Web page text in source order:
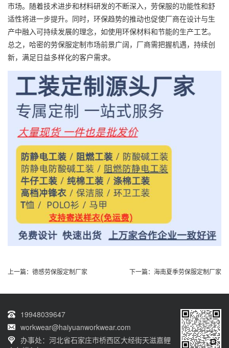
市场。随着技术进步和材料研发的不断深入，劳保服的功能性和舒
适性将进一步提升。同时，环保趋势的推动也促使厂商在设计与生
产中融入可持续发展的理念，如使用环保材料和节能的生产工艺。
总之，哈密的劳保服定制市场前景广阔，厂商需把握机遇，持续创
新，满足日益多样化的客户需求。
上一篇： 德感劳保服定制厂家 下一篇： 海南夏季劳保服定制厂家
19948039647
workwear@haiyuanworkwear.com
办事处：河北省石家庄市桥西区大经街天滋嘉鲤